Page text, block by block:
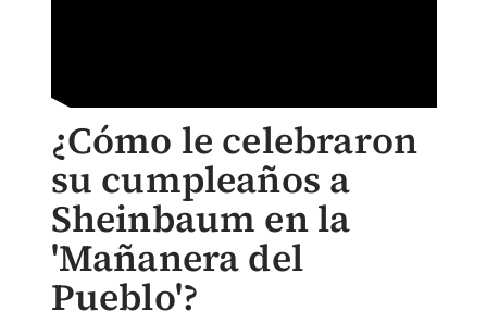
¿Cómo le celebraron
su cumpleaños a
Sheinbaum en la
'Mañanera del
Pueblo'?